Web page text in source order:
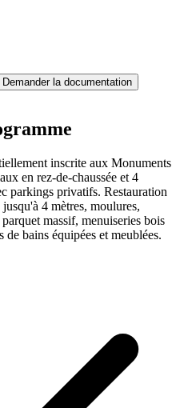
Demander la documentation
inscrite aux Monuments
en rez-de-chaussée et 4
parkings privatifs. Restauration
4 mètres, moulures,
massif, menuiseries bois
bains équipées et meublées.